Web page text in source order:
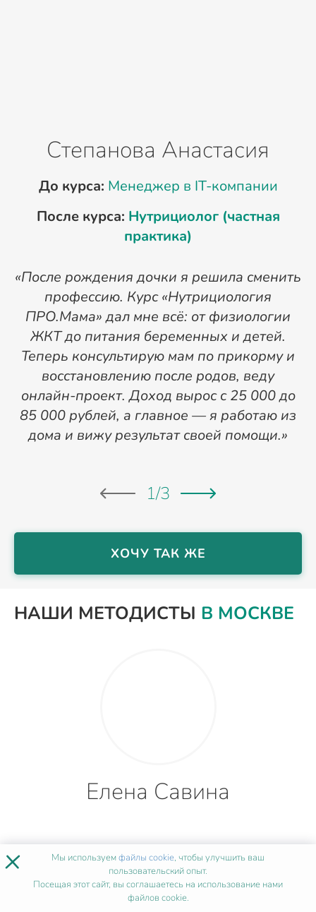
Степанова Анастасия
До курса: Менеджер в IT-компании
После курса: Нутрициолог (частная
практика)
«После рождения дочки я решила сменить
профессию. Курс «Нутрициология
ПРО.Мама» дал мне всё: от физиологии
ЖКТ до питания беременных и детей.
Теперь консультирую мам по прикорму и
восстановлению после родов, веду
онлайн-проект. Доход вырос с 25 000 до
85 000 рублей, а главное — я работаю из
дома и вижу результат своей помощи.»
1/3
ХОЧУ ТАК ЖЕ
НАШИ МЕТОДИСТЫ В МОСКВЕ
Елена Савина
5 лет
опыта
× Мы используемфайлы cookie, чтобы улучшить ваш
пользовательский опыт.
Посещая этот сайт, вы соглашаетесь на использование нами
файлов cookie.